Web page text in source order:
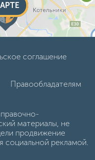
соглашение
Правообладателям
материалы, не
продвижение
социальной рекламой.